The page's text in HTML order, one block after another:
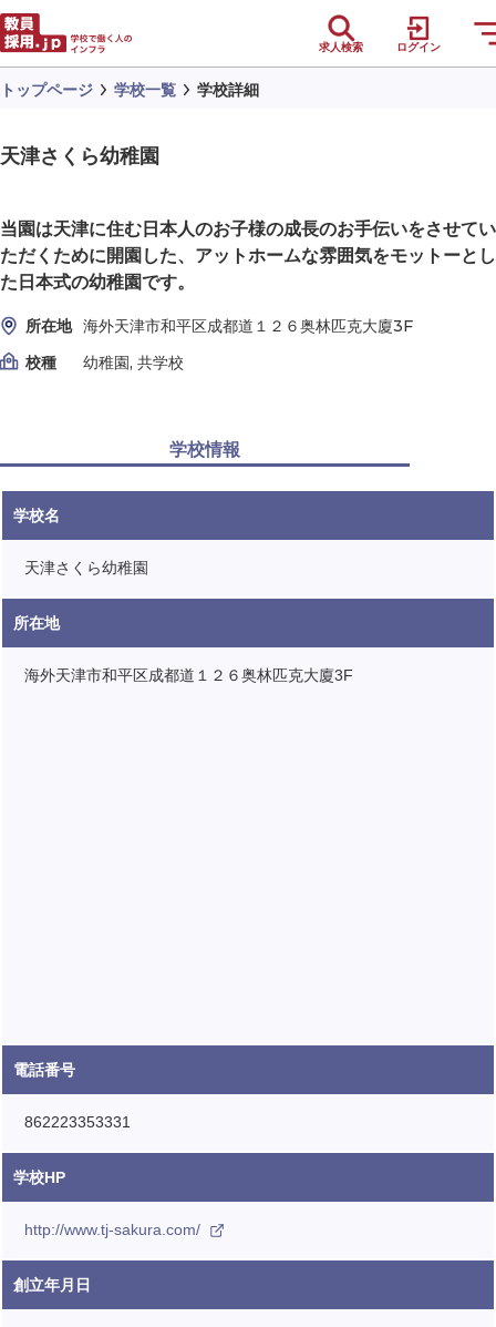
求人検索 ログイン
トップページ 学校一覧 学校詳細
天津さくら幼稚園
当園は天津に住む日本人のお子様の成長のお手伝いをさせてい
ただくために開園した、アットホームな雰囲気をモットーとし
た日本式の幼稚園です。
所在地 海外天津市和平区成都道１２６奥林匹克大廈3F
校種
幼稚園, 共学校
学校情報
学校名
天津さくら幼稚園
所在地
海外天津市和平区成都道１２６奥林匹克大廈3F
電話番号
862223353331
学校HP
http://www.tj-sakura.com/
創立年月日